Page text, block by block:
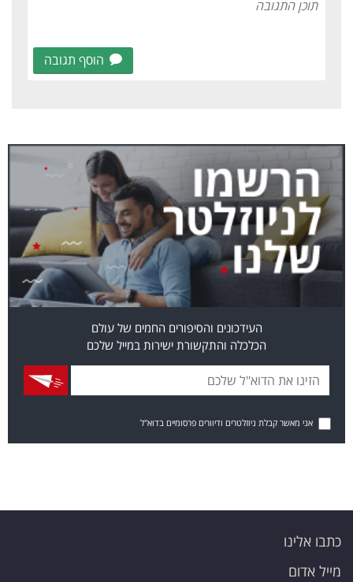
הוסף תגובה
העידכונים והסיפורים החמים של עולם
הכלכלה והתקשורת ישירות במייל שלכם
אני מאשר קבלת ניוזלטרים ודיוורים פרסומיים בדוא"ל
כתבו אלינו
מייל אדום